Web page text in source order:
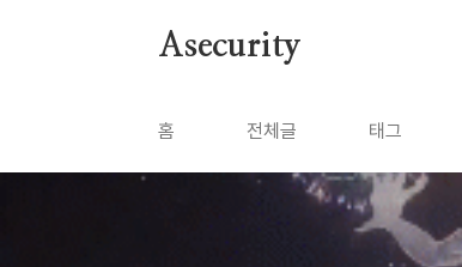
Asecurity
홈 전체글 태그